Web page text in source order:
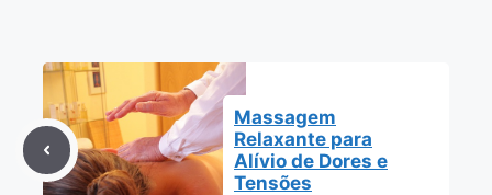
Massagem
Relaxante para
Alívio de Dores e
Tensões